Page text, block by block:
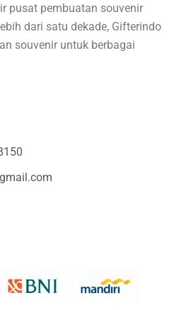
pusat pembuatan souvenir
dari satu dekade, Gifterindo
souvenir untuk berbagai